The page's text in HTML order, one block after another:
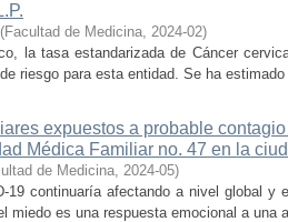
(Facultad de Medicina, 2024-02)
la tasa estandarizada de Cáncer
riesgo para esta entidad. Se ha
expuestos a probable
Médica Familiar no. 47 en la
de Medicina, 2024-05)
19 continuaría afectando a nivel global y
miedo es una respuesta emocional a una